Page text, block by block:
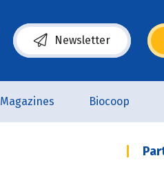
Newsletter
(s’ouvre dans une nouvelle
Magazines Biocoop